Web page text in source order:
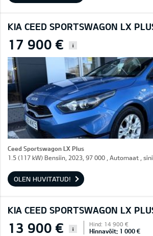
KIA CEED SPORTSWAGON LX
17 900 € i
Ceed Sportswagon LX Plus
1.5 (117 kW) Bensiin, 2023, 97 000 , Automaat ,
OLEN HUVITATUD!
KIA CEED SPORTSWAGON LX
13 900 € i
Hind: 14 900 €
Hinnavõit: 1 000 €